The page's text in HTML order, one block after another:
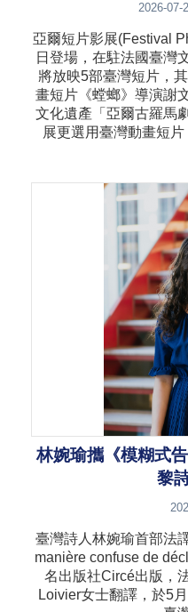
2026-07-
亞爾短片影展(Festival
日登場，在駐法國臺灣
將放映5部臺灣短片，
畫短片《螳螂》導演謝
文化遺產「亞爾古羅馬
展更選用臺灣動畫短
林婉瑜攜《模糊式
黎
臺灣詩人林婉瑜首部法
manière confuse de
名出版社Circé出版，
Loivier女士翻譯，於5